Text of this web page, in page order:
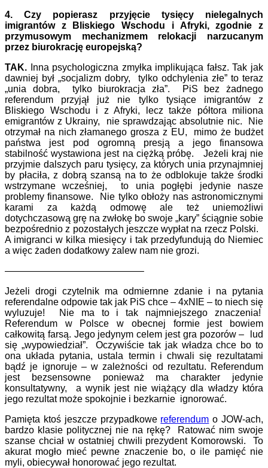
4. Czy popierasz przyjęcie tysięcy nielegalnych
imigrantów z Bliskiego Wschodu i Afryki, zgodnie z
przymusowym mechanizmem relokacji narzucanym
przez biurokrację europejską?
TAK. Inna psychologiczna zmyłka implikująca fałsz. Tak jak
dawniej był „socjalizm dobry, tylko odchylenia złe” to teraz
„unia dobra, tylko biurokracja zła”. PiS bez żadnego
referendum przyjął już nie tylko tysiące imigrantów z
Bliskiego Wschodu i z Afryki, lecz także półtora miliona
emigrantów z Ukrainy, nie sprawdzając absolutnie nic. Nie
otrzymał na nich złamanego grosza z EU, mimo że budżet
państwa jest pod ogromną presją a jego finansowa
stabilność wystawiona jest na ciężką próbę. Jeżeli kraj nie
przyjmie dalszych paru tysięcy, za których unia przynajmniej
by płaciła, z dobrą szansą na to że odblokuje także środki
wstrzymane wcześniej, to unia pogłębi jedynie nasze
problemy finansowe. Nie tylko obłoży nas astronomicznymi
karami za każdą odmowę ale też uniemożliwi
dotychczasową grę na zwłokę bo swoje „kary” ściągnie sobie
bezpośrednio z pozostałych jeszcze wypłat na rzecz Polski.
A imigranci w kilka miesięcy i tak przedyfundują do Niemiec
a więc żaden dodatkowy zalew nam nie grozi.
——————————————–
Jeżeli drogi czytelnik ma odmiernne zdanie i na pytania
referendalne odpowie tak jak PiS chce – 4xNIE – to niech się
wyluzuje! Nie ma to i tak najmniejszego znaczenia!
Referendum w Polsce w obecnej formie jest bowiem
całkowitą farsą. Jego jedynym celem jest gra pozorów – lud
się „wypowiedział”. Oczywiście tak jak władza chce bo to
ona układa pytania, ustala termin i chwali się rezultatami
bądź je ignoruje – w zależności od rezultatu. Referendum
jest bezsensowne ponieważ ma charakter jedynie
konsultatywny, a wynik jest nie wiążący dla władzy która
jego rezultat może spokojnie i bezkarnie ignorować.
Pamięta ktoś jeszcze przypadkowe referendum o JOW-ach,
bardzo klasie politycznej nie na rękę? Ratować nim swoje
szanse chciał w ostatniej chwili prezydent Komorowski. To
akurat mogło mieć pewne znaczenie bo, o ile pamięć nie
myli, obiecywał honorować jego rezultat.